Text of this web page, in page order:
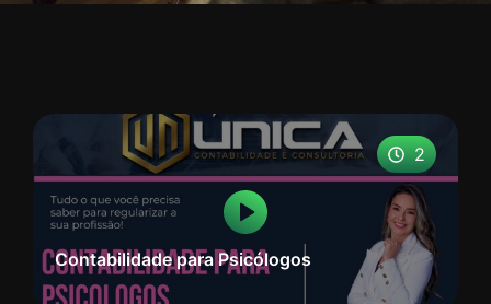
2
Contabilidade para Psicólogos